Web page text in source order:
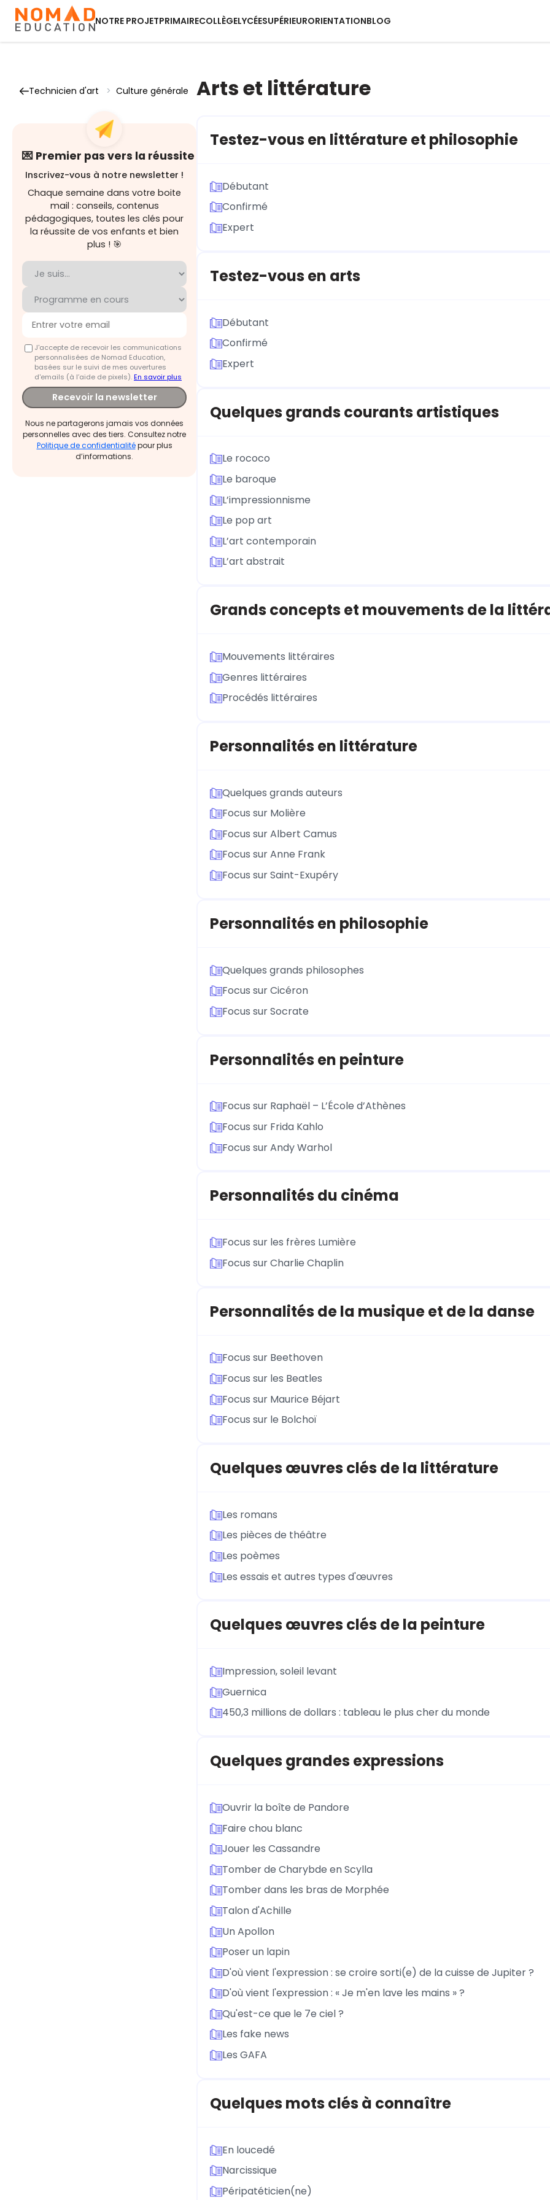
NOTRE PROJETPRIMAIRECOLLÈGELYCÉESUPÉRIEURORIENTATIONBLOG
Technicien d'art > Culture générale
💌 Premier pas vers la réussite
Inscrivez-vous à notre newsletter !
Chaque semaine dans votre boite
mail : conseils, contenus
pédagogiques, toutes les clés pour
la réussite de vos enfants et bien
plus ! 🎯
J'accepte de recevoir les communications
personnalisées de Nomad Education,
basées sur le suivi de mes ouvertures
d'emails (à l’aide de pixels).En savoir plus
Recevoir la newsletter
Nous ne partagerons jamais vos données
personnelles avec des tiers. Consultez notre
Politique de confidentialitépour plus
d’informations.
Arts et littérature
Testez-vous en littérature et philosophie
Débutant
Confirmé
Expert
Testez-vous en arts
Débutant
Confirmé
Expert
Quelques grands courants artistiques
Le rococo
Le baroque
L’impressionnisme
Le pop art
L’art contemporain
L’art abstrait
Grands concepts et mouvements de la
Mouvements littéraires
Genres littéraires
Procédés littéraires
Personnalités en littérature
Quelques grands auteurs
Focus sur Molière
Focus sur Albert Camus
Focus sur Anne Frank
Focus sur Saint-Exupéry
Personnalités en philosophie
Quelques grands philosophes
Focus sur Cicéron
Focus sur Socrate
Personnalités en peinture
Focus sur Raphaël – L’École d’Athènes
Focus sur Frida Kahlo
Focus sur Andy Warhol
Personnalités du cinéma
Focus sur les frères Lumière
Focus sur Charlie Chaplin
Personnalités de la musique et de la danse
Focus sur Beethoven
Focus sur les Beatles
Focus sur Maurice Béjart
Focus sur le Bolchoï
Quelques œuvres clés de la littérature
Les romans
Les pièces de théâtre
Les poèmes
Les essais et autres types d'œuvres
Quelques œuvres clés de la peinture
Impression, soleil levant
Guernica
450,3 millions de dollars : tableau le plus cher du monde
Quelques grandes expressions
Ouvrir la boîte de Pandore
Faire chou blanc
Jouer les Cassandre
Tomber de Charybde en Scylla
Tomber dans les bras de Morphée
Talon d'Achille
Un Apollon
Poser un lapin
D'où vient l'expression : se croire sorti(e) de la cuisse de Jupiter ?
D'où vient l'expression : « Je m'en lave les mains » ?
Qu'est-ce que le 7e ciel ?
Les fake news
Les GAFA
Quelques mots clés à connaître
En loucedé
Narcissique
Péripatéticien(ne)